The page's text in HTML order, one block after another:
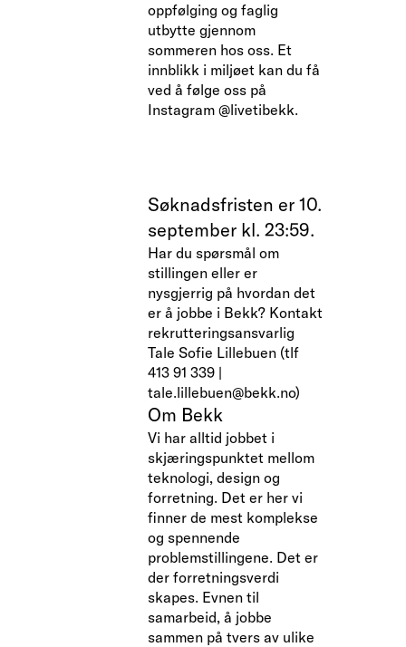
oppfølging og faglig
utbytte gjennom
sommeren hos oss. Et
innblikk i miljøet kan du få
ved å følge oss på
Instagram @livetibekk.
Søknadsfristen er 10.
september kl. 23:59.
Har du spørsmål om
stillingen eller er
nysgjerrig på hvordan det
er å jobbe i Bekk? Kontakt
rekrutteringsansvarlig
Tale Sofie Lillebuen (tlf
413 91 339 |
tale.lillebuen@bekk.no)
Om Bekk
Vi har alltid jobbet i
skjæringspunktet mellom
teknologi, design og
forretning. Det er her vi
finner de mest komplekse
og spennende
problemstillingene. Det er
der forretningsverdi
skapes. Evnen til
samarbeid, å jobbe
sammen på tvers av ulike